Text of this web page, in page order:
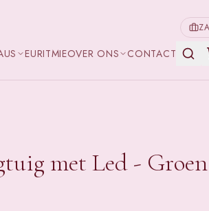
EURITMIEOVER ONS CONTACT
met Led - Groen